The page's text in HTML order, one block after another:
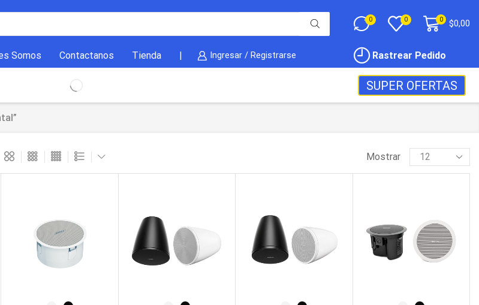
0 0 0 $0,00
Somos Contactanos Tienda Ingresar / Registrarse Rastrear Pedido
SUPER OFERTAS
Mostrar